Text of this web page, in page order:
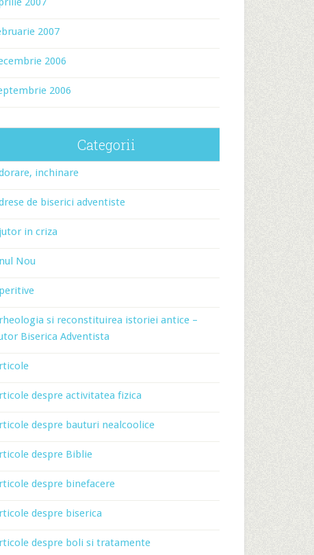
2007
2006
2006
Categorii
inchinare
de biserici adventiste
in criza
Nou
si reconstituirea istoriei antice –
Biserica Adventista
despre activitatea fizica
despre bauturi nealcoolice
despre Biblie
despre binefacere
despre biserica
despre boli si tratamente